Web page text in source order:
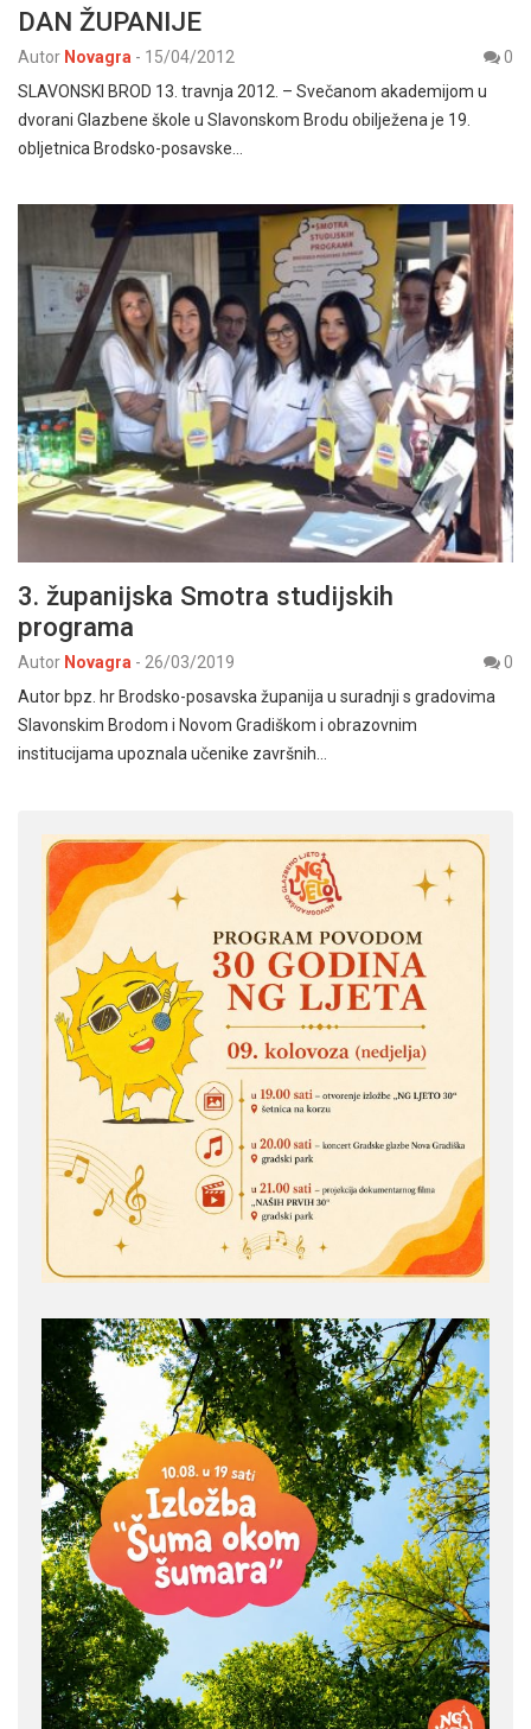
DAN ŽUPANIJE
Autor Novagra - 15/04/2012
0
SLAVONSKI BROD 13. travnja 2012. – Svečanom akademijom u
dvorani Glazbene škole u Slavonskom Brodu obilježena je 19.
obljetnica Brodsko-posavske…
3. županijska Smotra studijskih
programa
Autor Novagra - 26/03/2019
0
Autor bpz. hr Brodsko-posavska županija u suradnji s gradovima
Slavonskim Brodom i Novom Gradiškom i obrazovnim
institucijama upoznala učenike završnih…